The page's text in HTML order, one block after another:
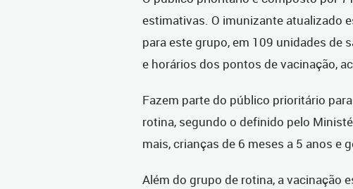
estimativas. O imunizante atualizado
para este grupo, em 109 unidades de
e horários dos pontos de vacinação,
Fazem parte do público prioritário
rotina, segundo o definido pelo
mais, crianças de 6 meses a 5 anos e
Além do grupo de rotina, a vacinação